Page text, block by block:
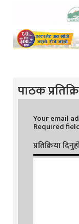
पाठक
Your email
Required
प्रतिक्रिया